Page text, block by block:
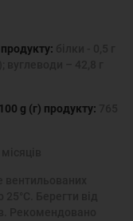
g (г) продукту: